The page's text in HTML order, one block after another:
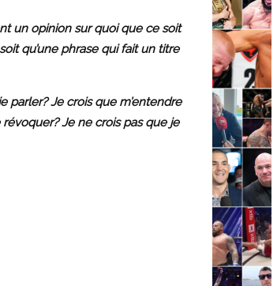
un opinion sur quoi que ce soit
qu’une phrase qui fait un titre
parler? Je crois que m’entendre
Je ne crois pas que je